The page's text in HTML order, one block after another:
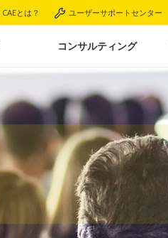
CAEとは？ ユーザーサポートセンター
コンサルティング